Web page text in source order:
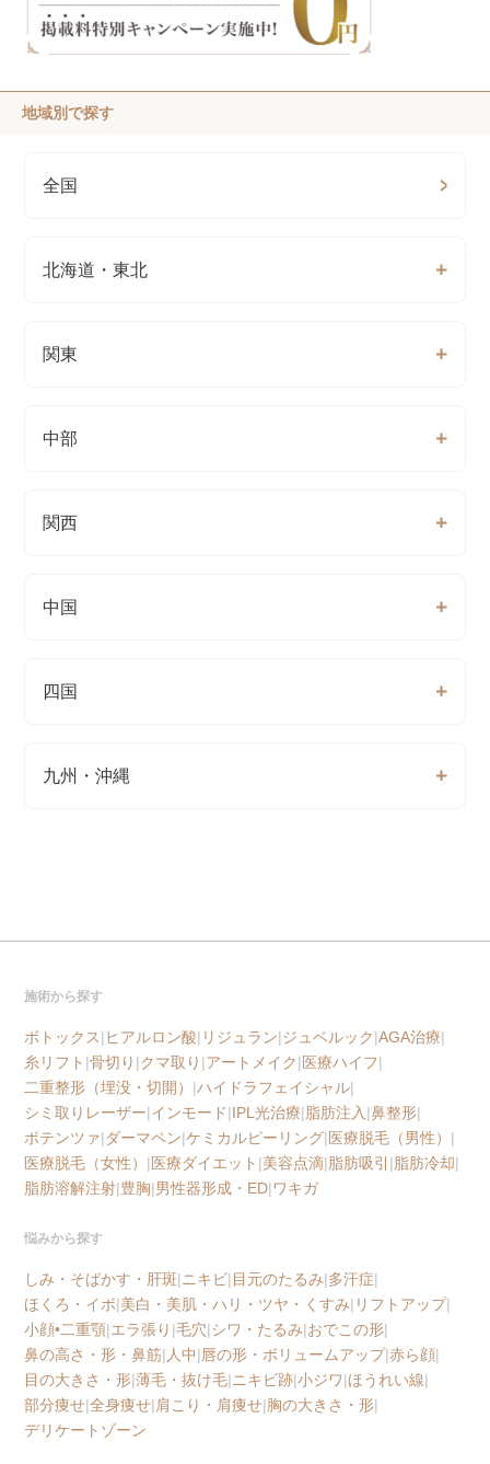
地域別で探す
全国
北海道・東北
関東
中部
関西
中国
四国
九州・沖縄
施術から探す
ボトックス|ヒアルロン酸| リジュラン|ジュベルック|AGA治療|
糸リフト |骨切り |クマ取り |アートメイク|医療ハイフ|
二重整形（埋没・切開） |ハイドラフェイシャル|
シミ取りレーザー|インモード|IPL光治療|脂肪注入 |鼻整形|
ポテンツァ|ダーマペン|ケミカルピーリング|医療脱毛（男性） |
医療脱毛（女性） |医療ダイエット |美容点滴|脂肪吸引 |脂肪冷却|
脂肪溶解注射|豊胸|男性器形成・ED|ワキガ
悩みから探す
しみ・そばかす・肝斑| ニキビ|目元のたるみ|多汗症|
ほくろ・イボ|美白・美肌・ハリ・ツヤ・くすみ| リフトアップ|
小顔•二重顎|エラ張り |毛穴|シワ・たるみ|おでこの形|
鼻の高さ・形・鼻筋| 人中|唇の形・ボリュームアップ|赤ら顔|
目の大きさ・形|薄毛・抜け毛| ニキビ跡|小ジワ|ほうれい線|
部分痩せ|全身痩せ|肩こり・肩痩せ|胸の大きさ・形|
デリケートゾーン